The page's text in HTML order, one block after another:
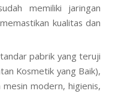
memiliki jaringan
kualitas dan
pabrik yang teruji
Kosmetik yang Baik),
modern, higienis,